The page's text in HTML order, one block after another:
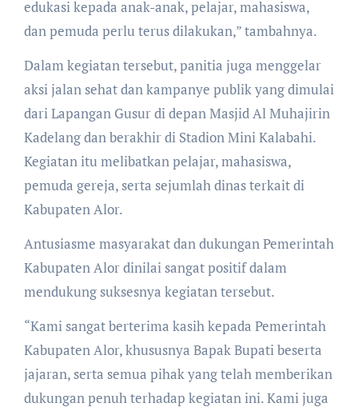
edukasi kepada anak-anak, pelajar, mahasiswa,
dan pemuda perlu terus dilakukan,” tambahnya.
Dalam kegiatan tersebut, panitia juga menggelar
aksi jalan sehat dan kampanye publik yang dimulai
dari Lapangan Gusur di depan Masjid Al Muhajirin
Kadelang dan berakhir di Stadion Mini Kalabahi.
Kegiatan itu melibatkan pelajar, mahasiswa,
pemuda gereja, serta sejumlah dinas terkait di
Kabupaten Alor.
Antusiasme masyarakat dan dukungan Pemerintah
Kabupaten Alor dinilai sangat positif dalam
mendukung suksesnya kegiatan tersebut.
“Kami sangat berterima kasih kepada Pemerintah
Kabupaten Alor, khususnya Bapak Bupati beserta
jajaran, serta semua pihak yang telah memberikan
dukungan penuh terhadap kegiatan ini. Kami juga